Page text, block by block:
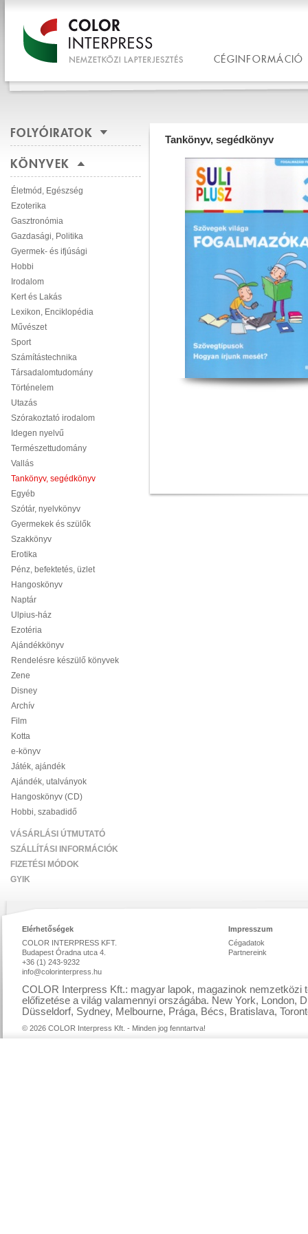
CÉGINFORMÁCIÓ
FOLYÓIRATOK
KÖNYVEK
Életmód, Egészség
Ezoterika
Gasztronómia
Gazdasági, Politika
Gyermek- és ifjúsági
Hobbi
Irodalom
Kert és Lakás
Lexikon, Enciklopédia
Művészet
Sport
Számítástechnika
Társadalomtudomány
Történelem
Utazás
Szórakoztató irodalom
Idegen nyelvű
Természettudomány
Vallás
Tankönyv, segédkönyv
Egyéb
Szótár, nyelvkönyv
Gyermekek és szülők
Szakkönyv
Erotika
Pénz, befektetés, üzlet
Hangoskönyv
Naptár
Ulpius-ház
Ezotéria
Ajándékkönyv
Rendelésre készülő könyvek
Zene
Disney
Archív
Film
Kotta
e-könyv
Játék, ajándék
Ajándék, utalványok
Hangoskönyv (CD)
Hobbi, szabadidő
VÁSÁRLÁSI ÚTMUTATÓ
SZÁLLÍTÁSI INFORMÁCIÓK
FIZETÉSI MÓDOK
GYIK
Tankönyv, segédkönyv
Elérhetőségek
COLOR INTERPRESS KFT.
Budapest Óradna utca 4.
+36 (1) 243-9232
info@colorinterpress.hu
Impresszum
Cégadatok
Partnereink
COLOR Interpress Kft.: magyar lapok, magazinok nemzetközi
előfizetése a világ valamennyi országába. New York, London,
Düsseldorf, Sydney, Melbourne, Prága, Bécs, Bratislava,
© 2026 COLOR Interpress Kft. - Minden jog fenntartva!